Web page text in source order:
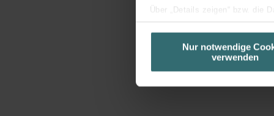
Über „Details zeigen“ bzw. die
unserer Website verwenden,
basierend auf Ihren Interessen
Datenschutzerklärung
Nur notwendige
verwenden